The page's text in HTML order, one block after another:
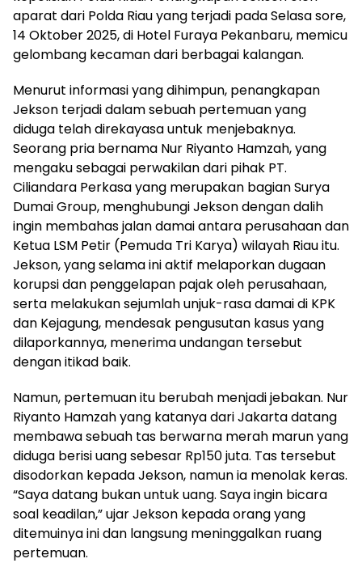
aparat dari Polda Riau yang terjadi pada Selasa sore,
14 Oktober 2025, di Hotel Furaya Pekanbaru, memicu
gelombang kecaman dari berbagai kalangan.
Menurut informasi yang dihimpun, penangkapan
Jekson terjadi dalam sebuah pertemuan yang
diduga telah direkayasa untuk menjebaknya.
Seorang pria bernama Nur Riyanto Hamzah, yang
mengaku sebagai perwakilan dari pihak PT.
Ciliandara Perkasa yang merupakan bagian Surya
Dumai Group, menghubungi Jekson dengan dalih
ingin membahas jalan damai antara perusahaan dan
Ketua LSM Petir (Pemuda Tri Karya) wilayah Riau itu.
Jekson, yang selama ini aktif melaporkan dugaan
korupsi dan penggelapan pajak oleh perusahaan,
serta melakukan sejumlah unjuk-rasa damai di KPK
dan Kejagung, mendesak pengusutan kasus yang
dilaporkannya, menerima undangan tersebut
dengan itikad baik.
Namun, pertemuan itu berubah menjadi jebakan. Nur
Riyanto Hamzah yang katanya dari Jakarta datang
membawa sebuah tas berwarna merah marun yang
diduga berisi uang sebesar Rp150 juta. Tas tersebut
disodorkan kepada Jekson, namun ia menolak keras.
“Saya datang bukan untuk uang. Saya ingin bicara
soal keadilan,” ujar Jekson kepada orang yang
ditemuinya ini dan langsung meninggalkan ruang
pertemuan.